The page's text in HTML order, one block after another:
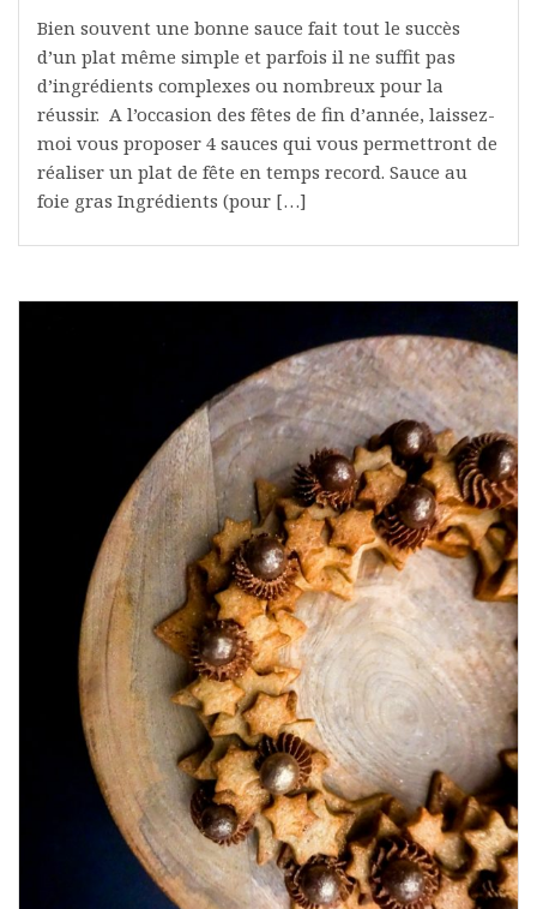
Bien souvent une bonne sauce fait tout le succès
d’un plat même simple et parfois il ne suffit pas
d’ingrédients complexes ou nombreux pour la
réussir. A l’occasion des fêtes de fin d’année, laissez-
moi vous proposer 4 sauces qui vous permettront de
réaliser un plat de fête en temps record. Sauce au
foie gras Ingrédients (pour […]